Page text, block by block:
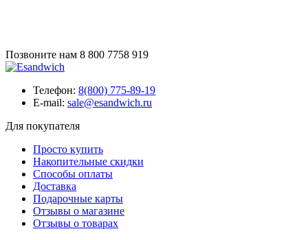
Позвоните нам 8 800 7758 919
Телефон: 8(800) 775-89-19
E-mail: sale@esandwich.ru
Для покупателя
Просто купить
Накопительные скидки
Способы оплаты
Доставка
Подарочные карты
Отзывы о магазине
Отзывы о товарах